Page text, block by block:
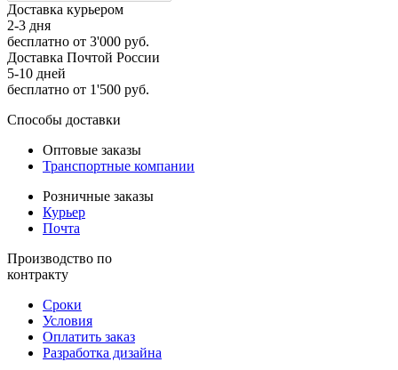
Доставка курьером
2-3 дня
бесплатно от 3'000 руб.
Доставка Почтой России
5-10 дней
бесплатно от 1'500 руб.
Способы доставки
Оптовые заказы
Транспортные компании
Розничные заказы
Курьер
Почта
Производство по
контракту
Сроки
Условия
Оплатить заказ
Разработка дизайна